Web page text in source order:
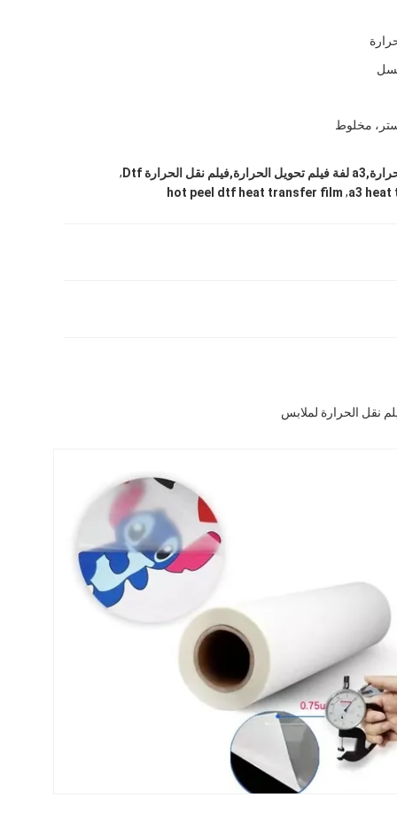
مخلوط
,
a3
,
hot peel dtf heat transfer film